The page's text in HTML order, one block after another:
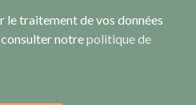
le traitement de vos données
notrepolitique de